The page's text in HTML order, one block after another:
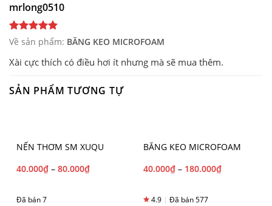
mrlong0510
Về sản phẩm: BĂNG KEO MICROFOAM
Xài cực thích có điều hơi ít nhưng mà sẽ mua thêm.
SẢN PHẨM TƯƠNG TỰ
NẾN THƠM SM XUQU
40.000₫ – 80.000₫
Đã bán 7
BĂNG KEO MICROFOAM
40.000₫ – 180.000₫
4.9 | Đã bán 577